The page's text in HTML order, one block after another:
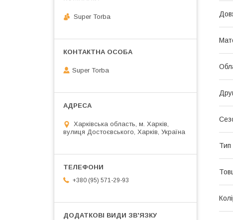
Тип
Super Torba
Super Torba
Харківська область, м. Харків,
вулиця Достоєвського, Харків, Україна
+380 (95) 571-29-93